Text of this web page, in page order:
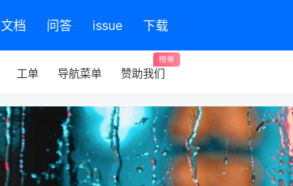
文档 问答 issue 下载
工单 导航菜单 赞助我们
榜单